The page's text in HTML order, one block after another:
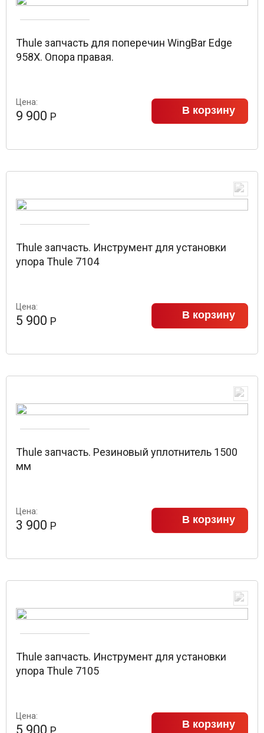
Thule запчасть для поперечин WingBar Edge
958X. Опора правая.
Цена:
9 900 Р В корзину
Thule запчасть. Инструмент для установки
упора Thule 7104
Цена:
5 900 Р В корзину
Thule запчасть. Резиновый уплотнитель 1500
мм
Цена:
3 900 Р В корзину
Thule запчасть. Инструмент для установки
упора Thule 7105
Цена:
5 900 Р В корзину